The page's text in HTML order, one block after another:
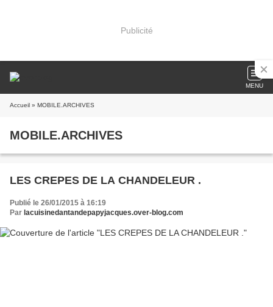
Publicité
MENU
Accueil » MOBILE.ARCHIVES
MOBILE.ARCHIVES
LES CREPES DE LA CHANDELEUR .
Publié le 26/01/2015 à 16:19
Par lacuisinedantandepapyjacques.over-blog.com